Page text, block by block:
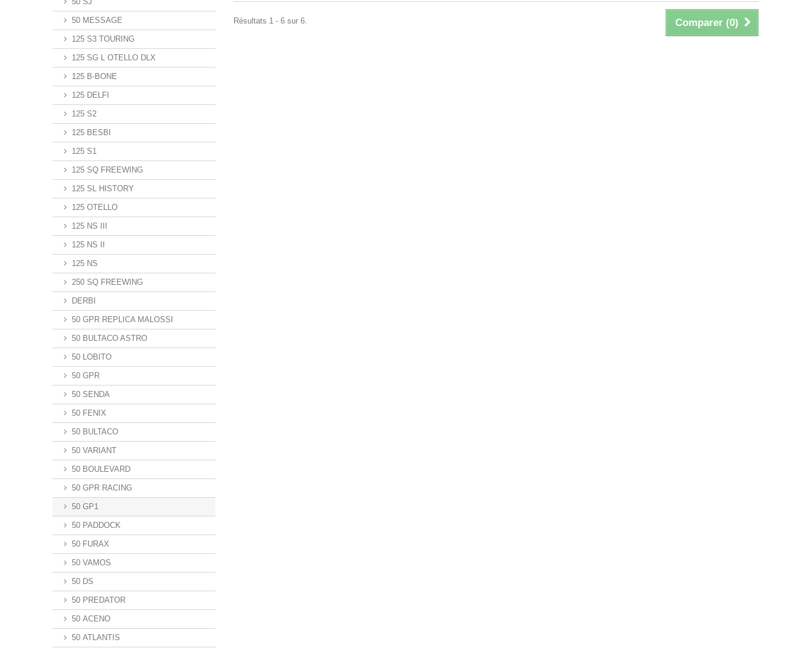
50 MESSAGE
125 S3 TOURING
125 SG L OTELLO DLX
125 B-BONE
125 DELFI
125 S2
125 BESBI
125 S1
125 SQ FREEWING
125 SL HISTORY
125 OTELLO
125 NS III
125 NS II
125 NS
250 SQ FREEWING
DERBI
50 GPR REPLICA MALOSSI
50 BULTACO ASTRO
50 LOBITO
50 GPR
50 SENDA
50 FENIX
50 BULTACO
50 VARIANT
50 BOULEVARD
50 GPR RACING
50 GP1
50 PADDOCK
50 FURAX
50 VAMOS
50 DS
50 PREDATOR
50 ACENO
50 ATLANTIS
Comparer (0)
Résultats 1 - 6 sur 6.